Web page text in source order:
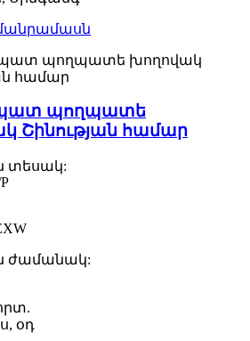
պողպատե
Շինության համար
տեսակ:
ժամանակ:
օդ